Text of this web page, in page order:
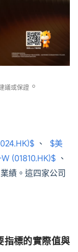
議或保證 。
、 $美
(01810.HK)$ 、
績。這四家公司
指標的實際值與